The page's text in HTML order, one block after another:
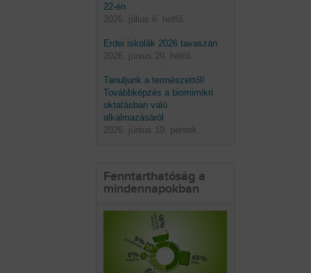
22-én
2026. július 6. hétfő.
Erdei iskolák 2026 tavaszán
2026. június 29. hétfő.
Tanuljunk a természettől!
Továbbképzés a biomimikri
oktatásban való
alkalmazásáról
2026. június 19. péntek.
Fenntarthatóság a
mindennapokban